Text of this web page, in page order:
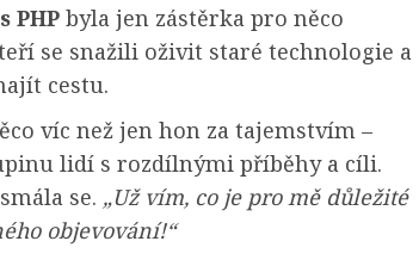
PHP byla jen zástěrka pro něco
se snažili oživit staré technologie a
cestu.
víc než jen hon za tajemstvím –
lidí s rozdílnými příběhy a cíli.
se. „Už vím, co je pro mě důležité
objevování!“